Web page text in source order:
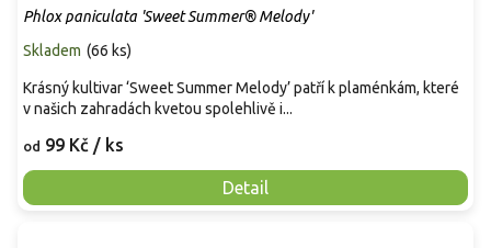
Phlox paniculata 'Sweet Summer® Melody'
Skladem (66 ks)
od 99 Kč / ks
Detail
Krásný kultivar ‘Sweet Summer Melody’ patří k plaménkám, které
v našich zahradách kvetou spolehlivě i...